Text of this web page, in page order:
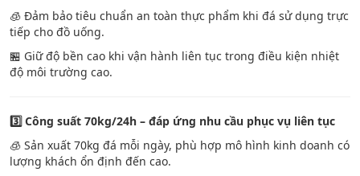
🧊 Đảm bảo tiêu chuẩn an toàn thực phẩm khi đá sử dụng trực
tiếp cho đồ uống.
🏪 Giữ độ bền cao khi vận hành liên tục trong điều kiện nhiệt
độ môi trường cao.
3️Công suất 70kg/24h – đáp ứng nhu cầu phục vụ liên tục
🧊 Sản xuất 70kg đá mỗi ngày, phù hợp mô hình kinh doanh có
lượng khách ổn định đến cao.